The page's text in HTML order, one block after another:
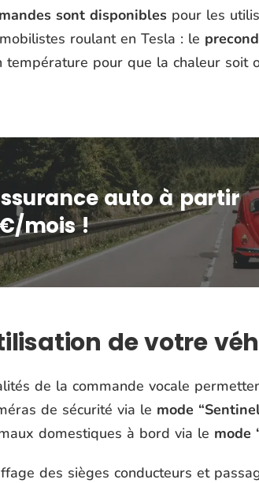
sont disponiblespour les
roulant en Tesla : le
pour que la chaleur soit
auto à partir
€/mois !
de votre
de la commande vocale
de sécurité via le mode “
domestiques à bord via le mode
des sièges conducteurs et